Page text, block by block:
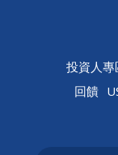
投資人專
回饋